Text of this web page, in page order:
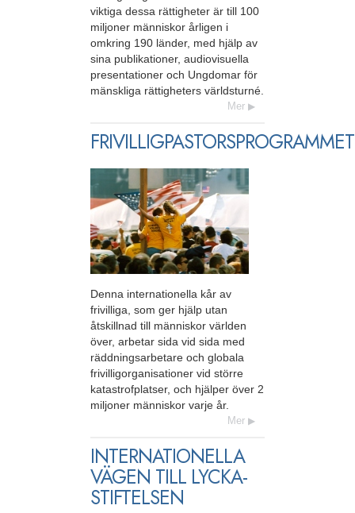
viktiga dessa rättigheter är till 100
miljoner människor årligen i
omkring 190 länder, med hjälp av
sina publikationer, audiovisuella
presentationer och Ungdomar för
mänskliga rättigheters världsturné.
Mer
FRIVILLIGPASTORSPROGRAMMET
Denna internationella kår av
frivilliga, som ger hjälp utan
åtskillnad till människor världen
över, arbetar sida vid sida med
räddningsarbetare och globala
frivilligorganisationer vid större
katastrofplatser, och hjälper över 2
miljoner människor varje år.
Mer
INTERNATIONELLA
VÄGEN TILL LYCKA-
STIFTELSEN